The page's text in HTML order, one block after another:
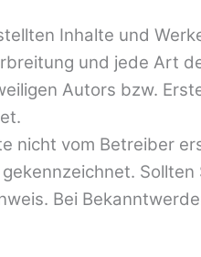
Inhalte und
und jede Art
Autors bzw.
nicht vom Betreiber
Bei